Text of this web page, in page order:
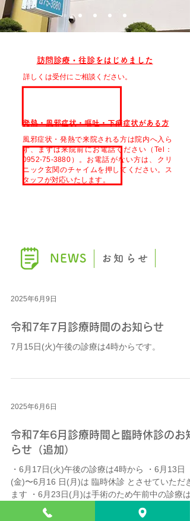
訪問診療・往診をはじめました
詳しくは受付にご相談ください。
風邪症状・発熱で来院される方は院内へ入ら
ず、まずは来院前にお電話ください（Tel：
0952-75-3880）。お電話がない方は、クリ
ニック玄関のチャイムを押してください。ス
タッフが対応いたします。
発熱・風邪症状・嘔吐・下痢症状がある方
NEWS お知らせ
2025年6月9日
令和7年7月診療時間のお知らせ
7月15日(火)午後の診療は4時からです。
2025年6月6日
令和7年6月診療時間と臨時休診のお知
らせ（追加）
・6月17日(火)午後の診療は4時から ・6月13日
(金)〜6月16 日(月)は 臨時休診 とさせていただき
ます ・6月23日(月)は手術のため午前中の診療は
時まで、午後は2時半からです